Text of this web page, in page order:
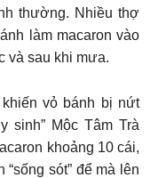
thường. Nhiều thợ
làm macaron vào
và sau khi mưa.
vỏ bánh bị nứt
sinh” Mộc Tâm Trà
khoảng 10 cái,
sót” để mà lên